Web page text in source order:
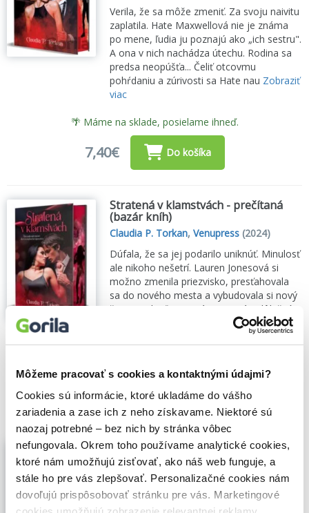
Môžeme pracovať s cookies a kontaktnými údajmi?
Cookies sú informácie, ktoré ukladáme do vášho
zariadenia a zase ich z neho získavame. Niektoré sú
naozaj potrebné – bez nich by stránka vôbec
nefungovala. Okrem toho používame analytické cookies,
ktoré nám umožňujú zisťovať, ako náš web funguje, a
stále ho pre vás zlepšovať. Personalizačné cookies nám
dovoľujú prispôsobovať stránku pre vás. Marketingové
Verila, že sa môže zmeniť. Za svoju naivitu
zaplatila. Hate Maxwellová nie je známa
po mene, ľudia ju poznajú ako „ich sestru".
A ona v nich nachádza útechu. Rodina sa
predsa neopúšťa... Čeliť otcovmu
pohŕdaniu a zúrivosti sa Hate nau Zobraziť
viac
🌴 Máme na sklade, posielame ihneď.
7,40€ Do košíka
Stratená v klamstvách - prečítaná
(bazár kníh)
Claudia P. Torkan,Venupress (2024)
Dúfala, že sa jej podarilo uniknúť. Minulosť
ale nikoho nešetrí. Lauren Jonesová si
možno zmenila priezvisko, presťahovala
sa do nového mesta a vybudovala si nový
život, no keď sa v práci spozná s dôležitým
sudcom, všetky potláčané spomienky sa
6,20€ Do košíka
Stratená v nenávisti (e-kniha)
Claudia P. Torkan,Venupress
Verila, že sa môže zmeniť. Za svoju naivitu
zaplatila. Hate Maxwellová nie je známa